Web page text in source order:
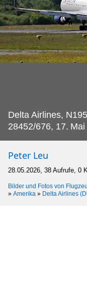
Delta Airlines,
28452/676, 17.
Peter Leu
28.05.2026, 38 Aufrufe, 0
Bilder und Fotos von
» Amerika » Delta Airlines